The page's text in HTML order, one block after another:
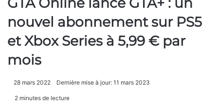
nouvel abonnement sur PS5
et Xbox Series à 5,99 € par
mois
28 mars 2022 Dernière mise à jour: 11 mars 2023
2 minutes de lecture